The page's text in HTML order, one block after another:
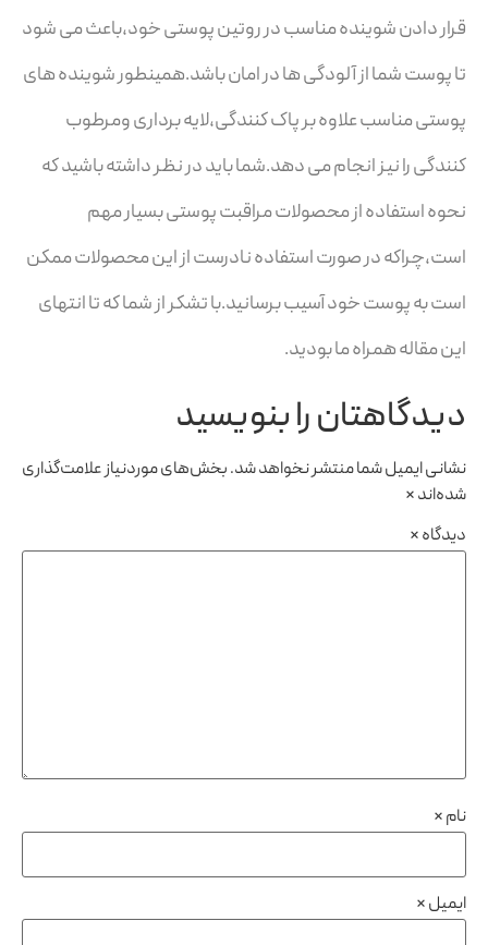
قرار دادن شوینده مناسب در روتین پوستی خود،باعث می شود
تا پوست شما از آلودگی ها در امان باشد.همینطور شوینده های
پوستی مناسب علاوه بر پاک کنندگی،لایه برداری ومرطوب
کنندگی را نیز انجام می دهد.شما باید در نظر داشته باشید که
نحوه استفاده از محصولات مراقبت پوستی بسیار مهم
است،چراکه در صورت استفاده نادرست از این محصولات ممکن
است به پوست خود آسیب برسانید.با تشکر از شما که تا انتهای
این مقاله همراه ما بودید.
دیدگاهتان را بنویسید
نشانی ایمیل شما منتشر نخواهد شد.بخش‌های موردنیاز علامت‌گذاری
شده‌اند*
دیدگاه*
نام*
ایمیل*